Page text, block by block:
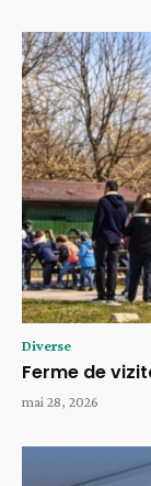
Diverse
Ferme de
mai 28, 2026